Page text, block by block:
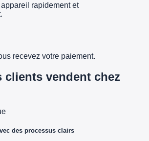
rapidement et
recevez votre paiement.
clients vendent chez
des processus clairs